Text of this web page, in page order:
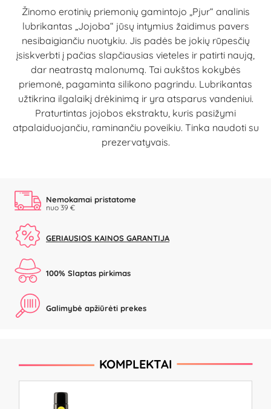
Žinomo erotinių priemonių gamintojo „Pjur“ analinis
lubrikantas „Jojoba“ jūsų intymius žaidimus pavers
nesibaigiančiu nuotykiu. Jis padės be jokių rūpesčių
įsiskverbti į pačias slapčiausias vieteles ir patirti naują,
dar neatrastą malonumą. Tai aukštos kokybės
priemonė, pagaminta silikono pagrindu. Lubrikantas
užtikrina ilgalaikį drėkinimą ir yra atsparus vandeniui.
Praturtintas jojobos ekstraktu, kuris pasižymi
atpalaiduojančiu, raminančiu poveikiu. Tinka naudoti su
prezervatyvais.
Nemokamai pristatome
nuo 39 €
GERIAUSIOS KAINOS GARANTIJA
100% Slaptas pirkimas
Galimybė apžiūrėti prekes
KOMPLEKTAI